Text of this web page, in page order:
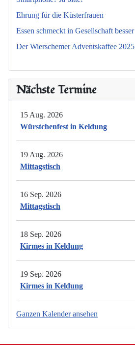
Ehrung für die Küsterfrauen
Essen schmeckt in Gesellschaft besser
Der Wierschemer Adventskaffee 2025
Nächste Termine
15 Aug. 2026
Würstchenfest in Keldung
19 Aug. 2026
Mittagstisch
16 Sep. 2026
Mittagstisch
18 Sep. 2026
Kirmes in Keldung
19 Sep. 2026
Kirmes in Keldung
Ganzen Kalender ansehen